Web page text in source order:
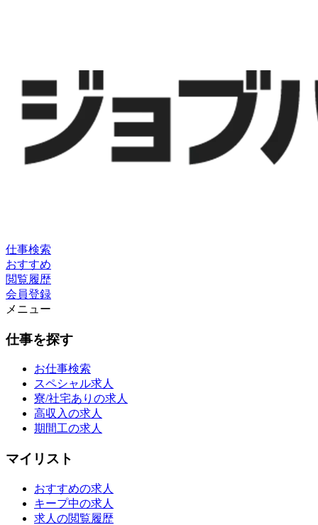
仕事検索
おすすめ
閲覧履歴
会員登録
メニュー
仕事を探す
お仕事検索
スペシャル求人
寮/社宅ありの求人
高収入の求人
期間工の求人
マイリスト
おすすめの求人
キープ中の求人
求人の閲覧履歴